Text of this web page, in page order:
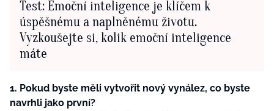
Test: Emoční inteligence je klíčem k
úspěšnému a naplněnému životu.
Vyzkoušejte si, kolik emoční inteligence
máte
1. Pokud byste měli vytvořit nový vynález, co byste
navrhli jako první?